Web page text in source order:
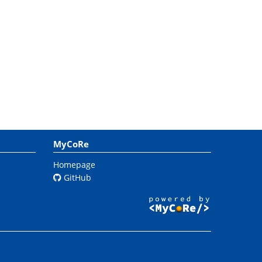
MyCoRe
Homepage
GitHub